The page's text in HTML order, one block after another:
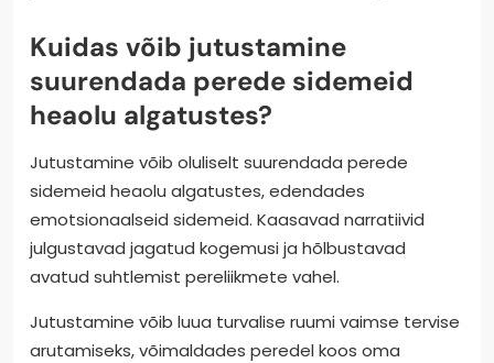
Kuidas võib jutustamine
suurendada perede sidemeid
heaolu algatustes?
Jutustamine võib oluliselt suurendada perede
sidemeid heaolu algatustes, edendades
emotsionaalseid sidemeid. Kaasavad narratiivid
julgustavad jagatud kogemusi ja hõlbustavad
avatud suhtlemist pereliikmete vahel.
Jutustamine võib luua turvalise ruumi vaimse tervise
arutamiseks, võimaldades peredel koos oma